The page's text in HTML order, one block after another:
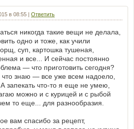
в 08:55 | Ответить
никогда такие вещи не делала,
одно и тоже, как учили
суп, картошка тушеная,
и все... И сейчас постоянно
— что приготовить сегодня?
что знаю — все уже всем надоело,
А запекать что-то я еще не умею,
можно и с курицей и с рыбой
то еще... для разнообразия.
вам спасибо за рецепт,